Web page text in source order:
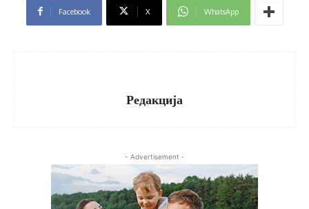
Facebook X WhatsApp
Редакција
- Advertisement -